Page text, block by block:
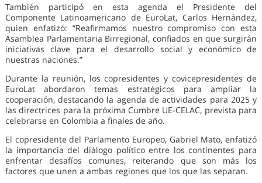
También participó en esta agenda el Presidente del
Componente Latinoamericano de EuroLat, Carlos Hernández,
quien enfatizó: “Reafirmamos nuestro compromiso con esta
Asamblea Parlamentaria Birregional, confiados en que surgirán
iniciativas clave para el desarrollo social y económico de
nuestras naciones.”
Durante la reunión, los copresidentes y covicepresidentes de
EuroLat abordaron temas estratégicos para ampliar la
cooperación, destacando la agenda de actividades para 2025 y
las directrices para la próxima Cumbre UE-CELAC, prevista para
celebrarse en Colombia a finales de año.
El copresidente del Parlamento Europeo, Gabriel Mato, enfatizó
la importancia del diálogo político entre los continentes para
enfrentar desafíos comunes, reiterando que son más los
factores que unen a ambas regiones que los que las separan.